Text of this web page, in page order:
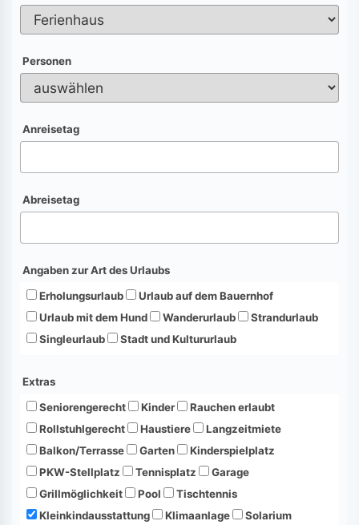
Personen
Anreisetag
Abreisetag
Angaben zur Art des Urlaubs
Erholungsurlaub
Urlaub auf dem Bauernhof
Urlaub mit dem Hund
Wanderurlaub
Strandurlaub
Singleurlaub
Stadt und Kultururlaub
Extras
Seniorengerecht
Kinder
Rauchen erlaubt
Rollstuhlgerecht
Haustiere
Langzeitmiete
Balkon/Terrasse
Garten
Kinderspielplatz
PKW-Stellplatz
Tennisplatz
Garage
Grillmöglichkeit
Pool
Tischtennis
Kleinkindausstattung
Klimaanlage
Solarium